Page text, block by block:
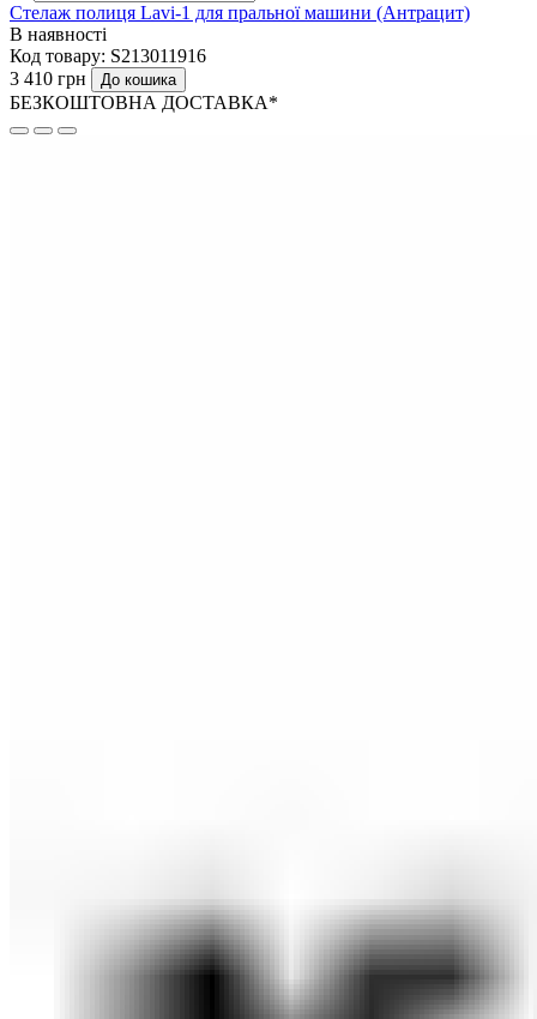
Стелаж полиця Lavi-1 для пральної машини (Антрацит)
В наявності
Код товару: S213011916
3 410 грн
До кошика
БЕЗКОШТОВНА ДОСТАВКА*